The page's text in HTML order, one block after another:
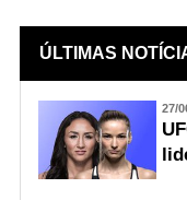
ÚLTIMAS
27/